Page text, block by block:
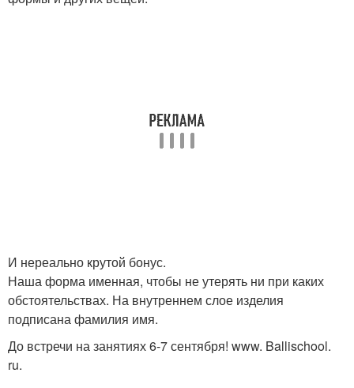
И нереально крутой бонус.
Наша форма именная, чтобы не утерять ни при каких
обстоятельствах. На внутреннем слое изделия
подписана фамилия имя.
До встречи на занятиях 6-7 сентября! www. Ballischool.
ru.